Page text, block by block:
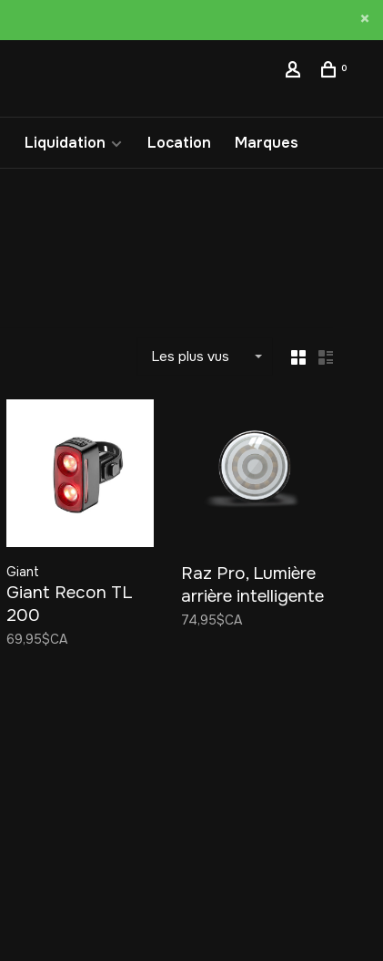
0
Liquidation Location Marques
Les plus vus
Giant
Giant Recon TL
200
69,95$CA
Raz Pro, Lumière
arrière intelligente
74,95$CA